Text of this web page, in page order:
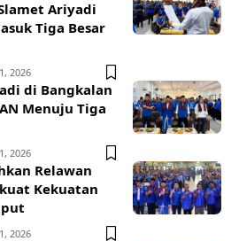
Ariyadi
Tiga Besar
2026
di Bangkalan
Menuju Tiga
2026
Relawan
Kekuatan
2026